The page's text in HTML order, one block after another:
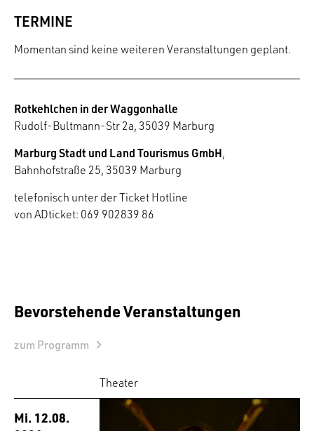
TERMINE
Momentan sind keine weiteren Veranstaltungen geplant.
Rotkehlchen in der Waggonhalle
Rudolf-Bultmann-Str 2a, 35039 Marburg
Marburg Stadt und Land Tourismus GmbH,
Bahnhofstraße 25, 35039 Marburg
telefonisch unter der Ticket Hotline
von ADticket: 069 902839 86
Bevorstehende Veranstaltungen
zum Programm
Theater
Mi. 12.08.